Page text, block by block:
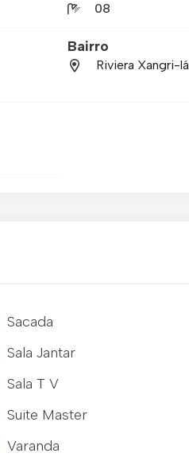
08
Bairro
Riviera Xangri-lá
Sacada
Sala Jantar
Sala T V
Suite Master
Varanda